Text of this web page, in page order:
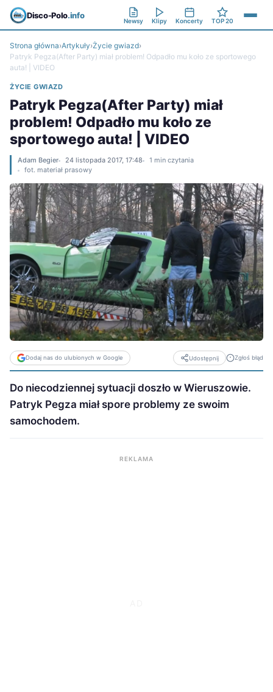
Disco-Polo.info
Newsy Klipy Koncerty TOP 20
Strona główna›Artykuły›Życie gwiazd›
Patryk Pegza(After Party) miał problem! Odpadło mu koło ze sportowego
auta! | VIDEO
ŻYCIE GWIAZD
Patryk Pegza(After Party) miał
problem! Odpadło mu koło ze
sportowego auta! | VIDEO
Adam Begier 24 listopada 2017, 17:48
1 min czytania
fot. materiał prasowy
Dodaj nas do ulubionych w Google Udostępnij Zgłoś błąd
Do niecodziennej sytuacji doszło w Wieruszowie.
Patryk Pegza miał spore problemy ze swoim
samochodem.
REKLAMA